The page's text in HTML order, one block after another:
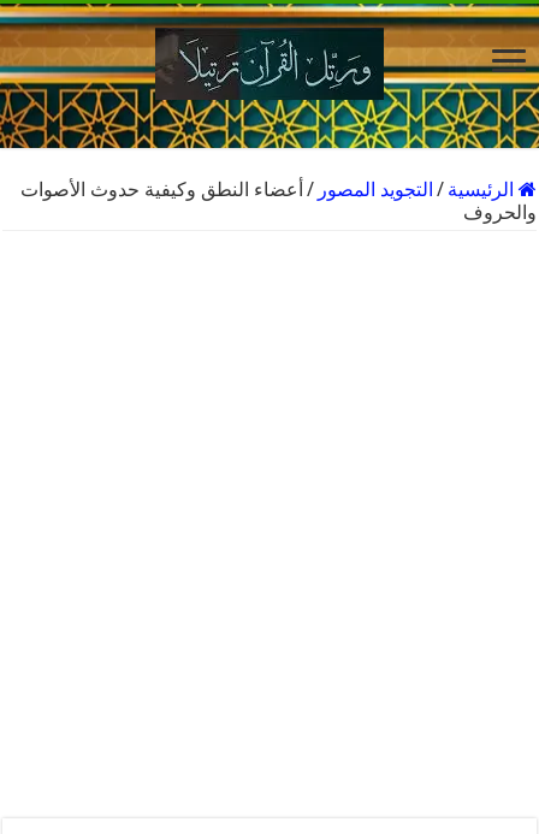
الرئيسية / التجويد المصور / أعضاء النطق وكيفية حدوث الأصوات
والحروف